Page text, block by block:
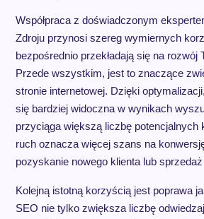
Współpraca z doświadczonym
Zdroju przynosi szereg wymiernych
bezpośrednio przekładają się na rozwój
Przede wszystkim, jest to znaczące
stronie internetowej. Dzięki
się bardziej widoczna w wynikach
przyciąga większą liczbę potencjalnych
ruch oznacza więcej szans na
pozyskanie nowego klienta lub
Kolejną istotną korzyścią jest poprawa
SEO nie tylko zwiększa liczbę